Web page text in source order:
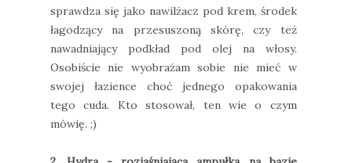
sprawdza się jako nawilżacz pod krem, środek
łagodzący na przesuszoną skórę, czy też
nawadniający podkład pod olej na włosy.
Osobiście nie wyobrażam sobie nie mieć w
swojej łazience choć jednego opakowania
tego cuda. Kto stosował, ten wie o czym
mówię. ;)